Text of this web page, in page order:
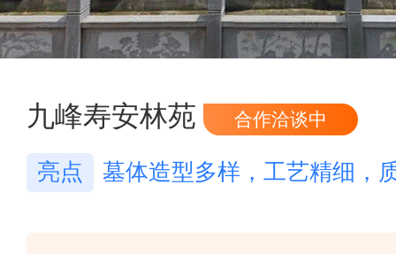
九峰寿安林苑 合作洽谈中
亮点 墓体造型多样，工艺精细，